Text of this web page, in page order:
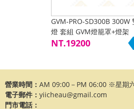
GVM-PRO-SD300B 300W
燈 套組 GVM燈籠罩+燈架
NT.19200
營業時間： AM 09:00－PM 06:00 ※星期
電子郵件： yiicheau@gmail.com
門市電話：